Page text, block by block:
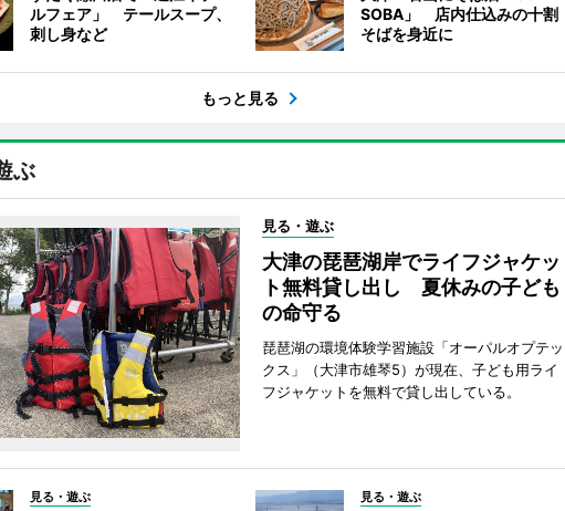
ルフェア」 テールスープ、
刺し身など
SOBA」 店内仕込みの十割
そばを身近に
もっと見る
ぶ
見る・遊ぶ
大津の琵琶湖岸でライフジャケッ
ト無料貸し出し 夏休みの子ども
の命守る
琵琶湖の環境体験学習施設「オーパルオプテッ
クス」（大津市雄琴5）が現在、子ども用ライ
フジャケットを無料で貸し出している。
見る・遊ぶ 見る・遊ぶ